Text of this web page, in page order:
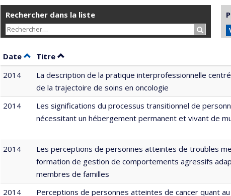
Rechercher dans la liste
Date Trier par date en ordre décroissant
Titre Trier par titre en ordre décroissant
2014
La description de la pratique interprofessionnelle
de la trajectoire de soins en oncologie
2014
Les significations du processus transitionnel de
nécessitant un hébergement permanent et vivant de
2014
Les perceptions de personnes atteintes de troubles
formation de gestion de comportements agressifs
membres de familles
2014
Perceptions de personnes atteintes de cancer quant